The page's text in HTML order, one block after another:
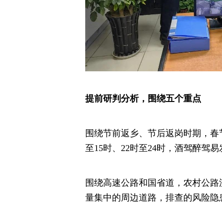
提前研判分析，围绕五个重点
围绕节前返乡、节后返岗时期，
至15时、22时至24时，酒驾醉驾
围绕高速公路和国省道，农村公
量集中的周边道路，排查的风险